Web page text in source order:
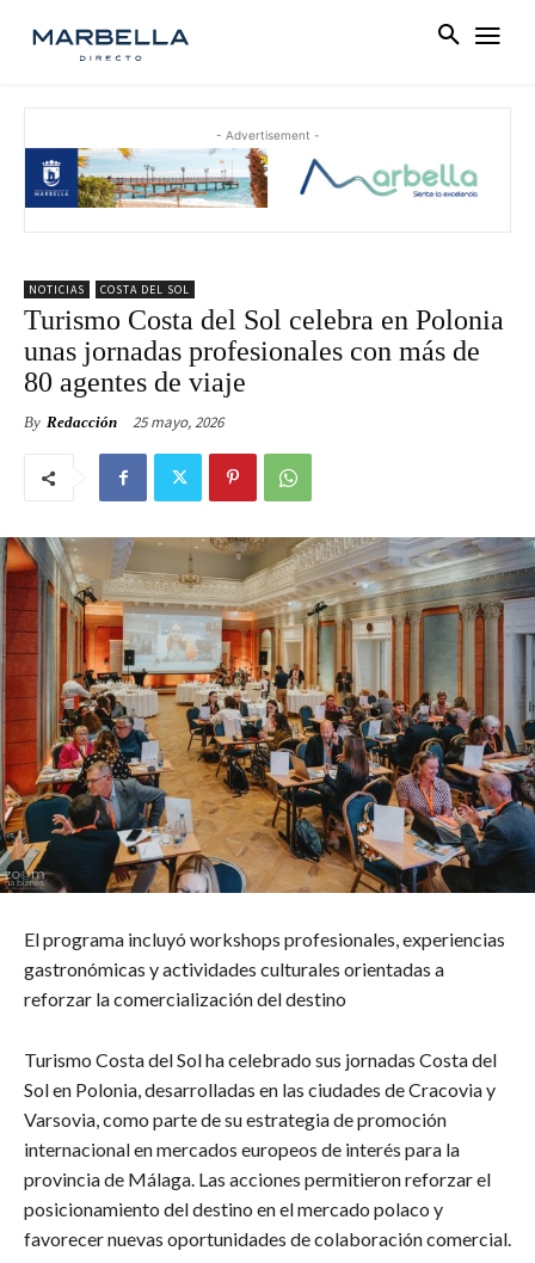
- Advertisement -
NOTICIAS COSTA DEL SOL
Turismo Costa del Sol celebra en Polonia
unas jornadas profesionales con más de
80 agentes de viaje
By Redacción 25 mayo, 2026
El programa incluyó workshops profesionales, experiencias
gastronómicas y actividades culturales orientadas a
reforzar la comercialización del destino
Turismo Costa del Sol ha celebrado sus jornadas Costa del
Sol en Polonia, desarrolladas en las ciudades de Cracovia y
Varsovia, como parte de su estrategia de promoción
internacional en mercados europeos de interés para la
provincia de Málaga. Las acciones permitieron reforzar el
posicionamiento del destino en el mercado polaco y
favorecer nuevas oportunidades de colaboración comercial.